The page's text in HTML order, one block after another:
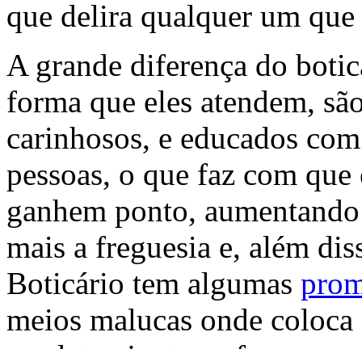
que delira qualquer um
A grande diferença do
forma que eles atendem,
carinhosos, e educados
pessoas, o que faz com que
ganhem ponto,
mais a freguesia e, além
Boticário tem algumas
meios malucas onde